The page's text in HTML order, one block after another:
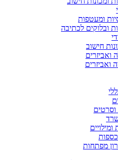
ומעטפות
ובלוקים לכתיבה
חישוב
ואביזרים
ואביזרים
וסרטים
ומילויים
מפתחות